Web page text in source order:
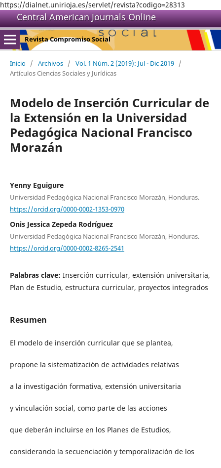
https://dialnet.unirioja.es/servlet/revista?codigo=28313
Central American Journals Online
Revista Compromiso Social
Inicio / Archivos / Vol. 1 Núm. 2 (2019): Jul - Dic 2019 /
Artículos Ciencias Sociales y Jurídicas
Modelo de Inserción Curricular de
la Extensión en la Universidad
Pedagógica Nacional Francisco
Morazán
Yenny Eguigure
Universidad Pedagógica Nacional Francisco Morazán, Honduras.
https://orcid.org/0000-0002-1353-0970
Onis Jessica Zepeda Rodríguez
Universidad Pedagógica Nacional Francisco Morazán, Honduras.
https://orcid.org/0000-0002-8265-2541
Palabras clave: Inserción curricular, extensión universitaria,
Plan de Estudio, estructura curricular, proyectos integrados
Resumen
El modelo de inserción curricular que se plantea,
propone la sistematización de actividades relativas
a la investigación formativa, extensión universitaria
y vinculación social, como parte de las acciones
que deberán incluirse en los Planes de Estudios,
considerando la secuenciación y temporalización de los